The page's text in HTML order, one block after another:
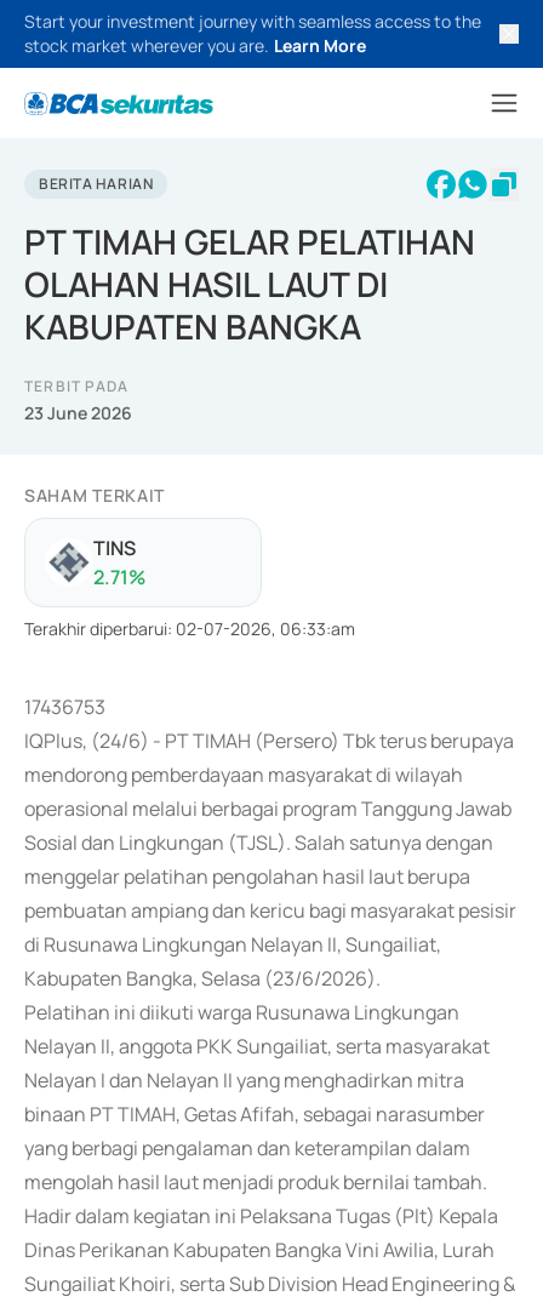
Start your investment journey with seamless access to the
stock market wherever you are. Learn More
BERITA HARIAN
PT TIMAH GELAR PELATIHAN
OLAHAN HASIL LAUT DI
KABUPATEN BANGKA
TERBIT PADA
23 June 2026
SAHAM TERKAIT
TINS
2.71%
Terakhir diperbarui: 02-07-2026, 06:33:am
17436753
IQPlus, (24/6) - PT TIMAH (Persero) Tbk terus berupaya
mendorong pemberdayaan masyarakat di wilayah
operasional melalui berbagai program Tanggung Jawab
Sosial dan Lingkungan (TJSL). Salah satunya dengan
menggelar pelatihan pengolahan hasil laut berupa
pembuatan ampiang dan kericu bagi masyarakat pesisir
di Rusunawa Lingkungan Nelayan II, Sungailiat,
Kabupaten Bangka, Selasa (23/6/2026).
Pelatihan ini diikuti warga Rusunawa Lingkungan
Nelayan II, anggota PKK Sungailiat, serta masyarakat
Nelayan I dan Nelayan II yang menghadirkan mitra
binaan PT TIMAH, Getas Afifah, sebagai narasumber
yang berbagi pengalaman dan keterampilan dalam
mengolah hasil laut menjadi produk bernilai tambah.
Hadir dalam kegiatan ini Pelaksana Tugas (Plt) Kepala
Dinas Perikanan Kabupaten Bangka Vini Awilia, Lurah
Sungailiat Khoiri, serta Sub Division Head Engineering &